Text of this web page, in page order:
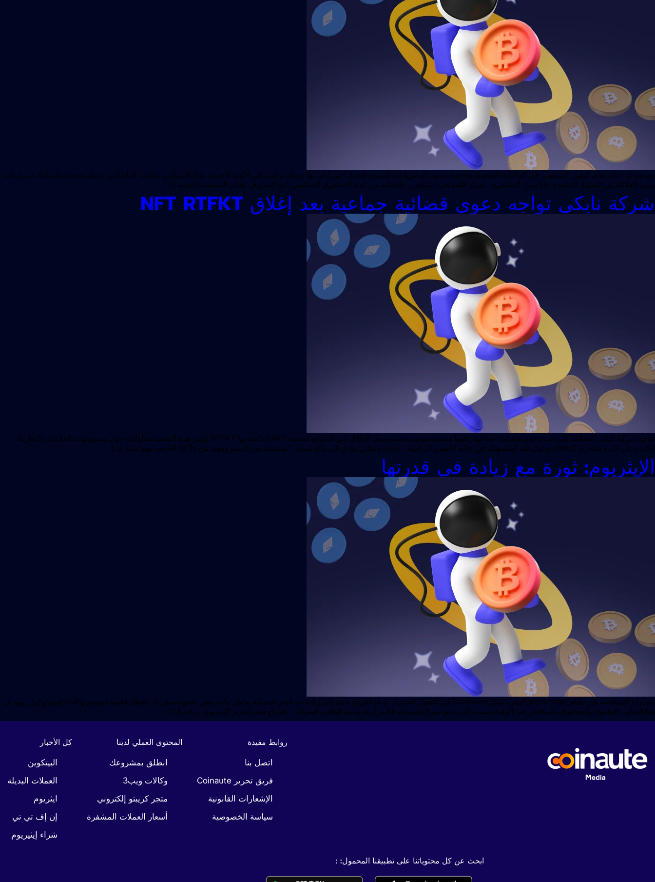
مع تصاعد حالة عدم اليقين السياسي في الولايات المتحدة، وخاصة بسبب التصريحات المثيرة للجدل التي أدلى بها دونالد ترامب في الآونة الأخيرة، يؤكد البيتكوين مكانته كملاذ آمن. تعمل هذه الديناميكية على إعادة
رسم العلاقة بين التمويل التقليدي والأصول المشفرة. تعزيز الثقة في البيتكوين الحماية من عدم الاستقرار السياسي: مع المخاوف بشأن السياسة النقدية […]
شركة نايكي تواجه دعوى قضائية جماعية بعد إغلاق NFT RTFKT
تواجه شركة نايكي العملاقة للرياضة دعوى قضائية جماعية رفعها مستخدمون ساخطون بعد الإغلاق غير المتوقع لمنصة NFT الخاصة بها RTFKT. وتثير هذه القضية تساؤلات حول مسؤوليات العلامات التجارية
الكبرى في إدارة مشاريع Web3، وحول ثقة المستهلك في عالم الأصول الرقمية. إغلاق وحشي يؤدي إلى نتائج سيئة المستخدمون المحرومون من NFTs الخاصة بهم: يندد […]
الإيثريوم: ثورة مع زيادة في قدرتها
مع تزايد المنافسة في نظام blockchain البيئي، تفكر Ethereum في التحول الجذري. يدعو اقتراح جديد إلى زيادة حد الغاز للشبكة بعامل مائة، وهي خطوة يمكن أن تعطل قابلية التوسع والأداء للبروتوكول. ويهدف
هذا التطور، الطموح والمحفوف بالمخاطر في الوقت نفسه، إلى دعم نمو التطبيقات اللامركزية وتلبية الطلب المتزايد. اقتراح فني لتعزيز الإيثريوم زيادة […]
كل الأخبار
البيتكوين
العملات البديلة
ايثريوم
إن إف تي تي
شراء إيثيريوم
المحتوى العملي لدينا
انطلق بمشروعك
وكالات ويب3
متجر كريبتو إلكتروني
أسعار العملات المشفرة
روابط مفيدة
اتصل بنا
فريق تحرير Coinaute
الإشعارات القانونية
سياسة الخصوصية
ابحث عن كل محتوياتنا على تطبيقنا المحمول: :